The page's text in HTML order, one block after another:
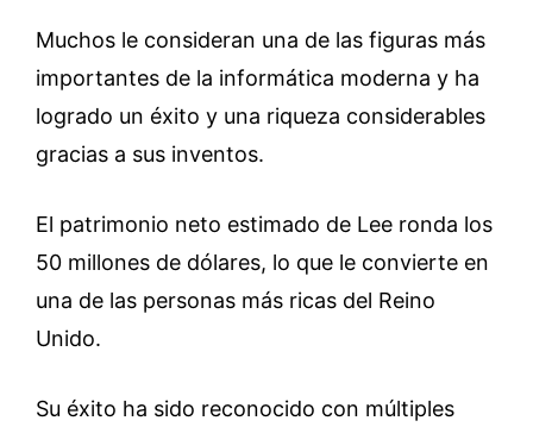
Muchos le consideran una de las figuras más
importantes de la informática moderna y ha
logrado un éxito y una riqueza considerables
gracias a sus inventos.
El patrimonio neto estimado de Lee ronda los
50 millones de dólares, lo que le convierte en
una de las personas más ricas del Reino
Unido.
Su éxito ha sido reconocido con múltiples